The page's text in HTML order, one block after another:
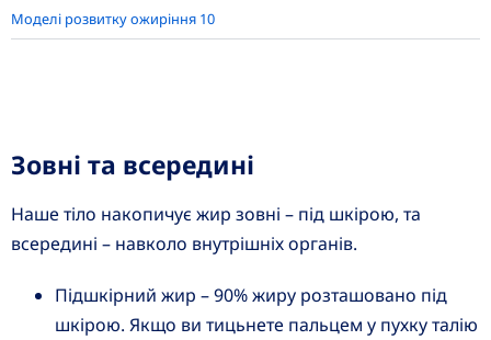
Моделі розвитку ожиріння 10
Зовні та всередині
Наше тіло накопичує жир зовні – під шкірою, та
всередині – навколо внутрішніх органів.
Підшкірний жир – 90% жиру розташовано під
шкірою. Якщо ви тицьнете пальцем у пухку талію